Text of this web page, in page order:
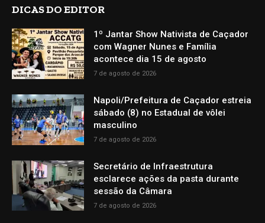
DICAS DO EDITOR
1º Jantar Show Nativista de Caçador
com Wagner Nunes e Família
acontece dia 15 de agosto
7 de agosto de 2026
Napoli/Prefeitura de Caçador estreia
sábado (8) no Estadual de vôlei
masculino
7 de agosto de 2026
Secretário de Infraestrutura
esclarece ações da pasta durante
sessão da Câmara
7 de agosto de 2026